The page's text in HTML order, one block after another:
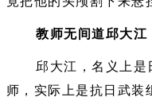
教师无间道邱大江
邱大江，名义上是
师，实际上是抗日武装